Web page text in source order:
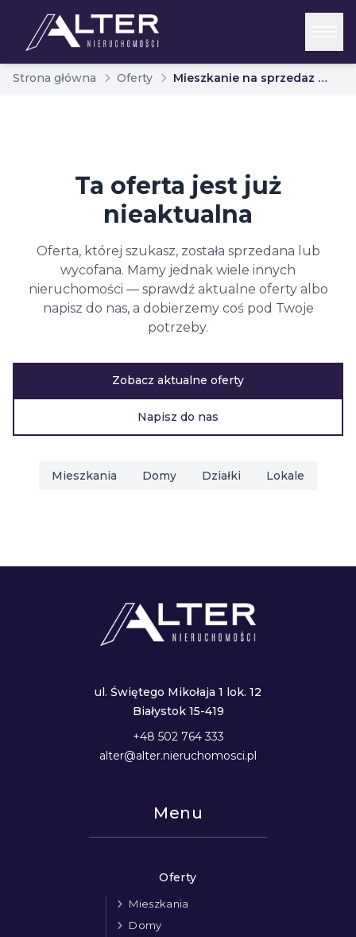
Strona główna Oferty Mieszkanie na sprzedaz biaystok bacieczki 6886584
Ta oferta jest już
nieaktualna
Oferta, której szukasz, została sprzedana lub
wycofana. Mamy jednak wiele innych
nieruchomości — sprawdź aktualne oferty albo
napisz do nas, a dobierzemy coś pod Twoje
potrzeby.
Zobacz aktualne oferty
Napisz do nas
Mieszkania Domy Działki Lokale
ul. Świętego Mikołaja 1 lok. 12
Białystok 15-419
+48 502 764 333
alter@alter.nieruchomosci.pl
Menu
Oferty
Mieszkania
Domy